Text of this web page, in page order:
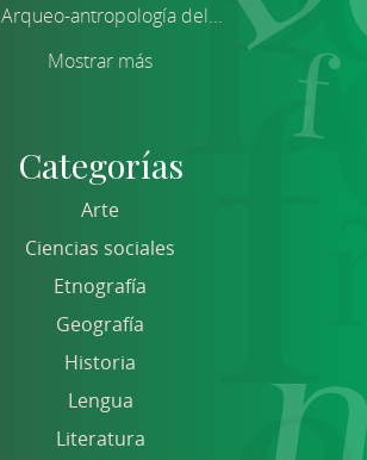
Arqueo-antropología del...
Mostrar más
Categorías
Arte
Ciencias sociales
Etnografía
Geografía
Historia
Lengua
Literatura